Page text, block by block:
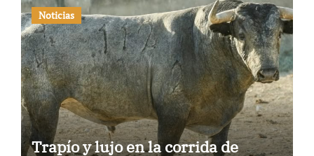
Noticias
Trapío y lujo en la corrida de